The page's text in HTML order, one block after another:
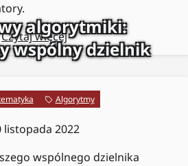
Czytaj więcej
algorytmiki:
wspólny dzielnik
Algorytmy
listopada 2022
wspólnego dzielnika